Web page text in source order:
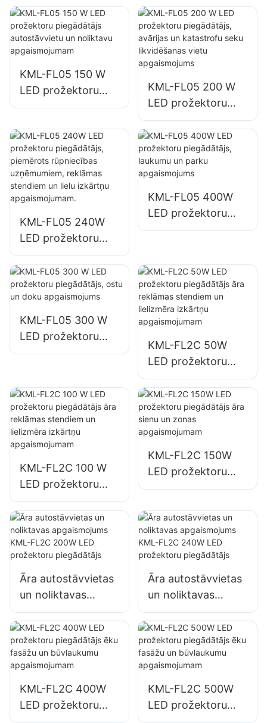
fasādēm un
atklātas telpas
apgaismojumam
fasādēm un
būvlaukumu
apgaismojumam
KML-FL05 150 W
LED prožektoru
piegādātājs
noliktavu
apgaismojumam
KML-FL05 200 W
LED prožektoru
piegādātājs,
avārijas un
katastrofu seku
likvidēšanas vietu
KML-FL05 240W
LED prožektoru
piegādātājs,
piemērots
rūpniecības
uzņēmumiem,
reklāmas stendiem
un lielu izkārtņu
apgaismojumam.
KML-FL05 400W
LED prožektoru
piegādātājs,
apgaismojums
KML-FL05 300 W
LED prožektoru
piegādātājs, ostu
apgaismojums
KML-FL2C 50W
LED prožektoru
piegādātājs āra
reklāmas stendiem
un lielizmēra
izkārtņu
KML-FL2C 100 W
LED prožektoru
piegādātājs āra
reklāmas stendiem
un lielizmēra
izkārtņu
KML-FL2C 150W
LED prožektoru
piegādātājs āra
apgaismojumam
Āra autostāvvietas
un noliktavas
apgaismojums
KML-FL2C 200W
LED prožektoru
piegādātājs
Āra autostāvvietas
un noliktavas
apgaismojums
KML-FL2C 240W
LED prožektoru
piegādātājs
KML-FL2C 400W
LED prožektoru
KML-FL2C 500W
LED prožektoru